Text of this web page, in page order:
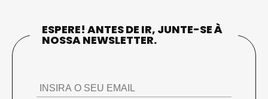
ESPERE! ANTES DE IR, JUNTE-SE À
NOSSA NEWSLETTER.